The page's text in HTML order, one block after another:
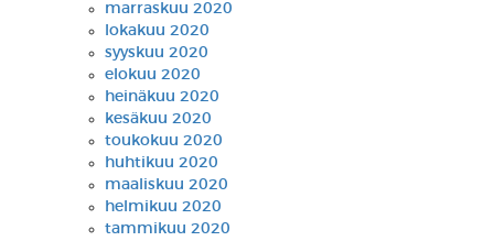
marraskuu 2020
lokakuu 2020
syyskuu 2020
elokuu 2020
heinäkuu 2020
kesäkuu 2020
toukokuu 2020
huhtikuu 2020
maaliskuu 2020
helmikuu 2020
tammikuu 2020